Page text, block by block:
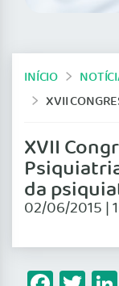
INÍCIO
XVII CONGRESSO MINEIRO DE PSIQUIATRIA
XVII
da
02/06/2015 |